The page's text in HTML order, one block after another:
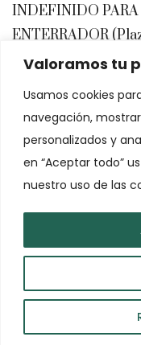
Valoramos tu
Usamos cookies
navegación,
personalizados y
en “Aceptar todo”
nuestro uso de las
INDEFINIDO
ENTERRADOR
Aviso legal
Política de cookies
Copyrights © 2024.